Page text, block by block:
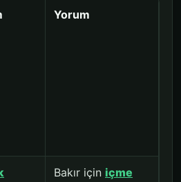
Yorum
Bakır için içme